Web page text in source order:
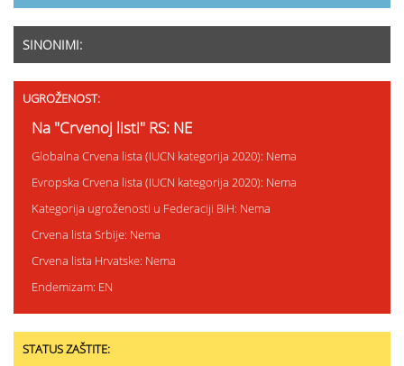
SINONIMI:
UGROŽENOST:
Na "Crvenoj listi" RS: NE
Globalna Crvena lista (IUCN kategorija 2020): Nema
Evropska Crvena lista (IUCN kategorija 2020): Nema
Kategorija ugroženosti u Federaciji BiH: Nema
Crvena lista Srbije: Nema
Crvena lista Hrvatske: Nema
Endemizam: EN
STATUS ZAŠTITE: